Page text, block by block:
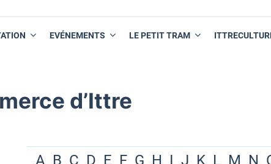
EVÉNEMENTS LE PETIT TRAM
d’Ittre
A B C D E F G H I J K L M N